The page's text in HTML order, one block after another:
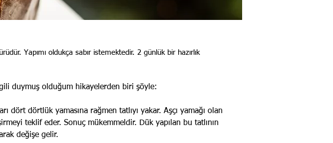
Yapımı oldukça sabır istemektedir. 2 günlük bir hazırlık
duymuş olduğum hikayelerden biri şöyle:
dört dörtlük yamasına rağmen tatlıyı yakar. Aşçı yamağı olan
teklif eder. Sonuç mükemmeldir. Dük yapılan bu tatlının
değişe gelir.